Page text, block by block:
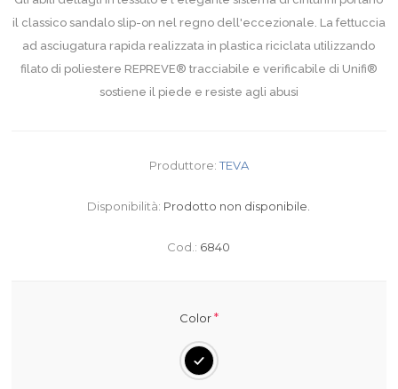
il classico sandalo slip-on nel regno dell'eccezionale. La fettuccia
ad asciugatura rapida realizzata in plastica riciclata utilizzando
filato di poliestere REPREVE® tracciabile e verificabile di Unifi®
sostiene il piede e resiste agli abusi
Produttore: TEVA
Disponibilità: Prodotto non disponibile.
Cod.: 6840
Color*